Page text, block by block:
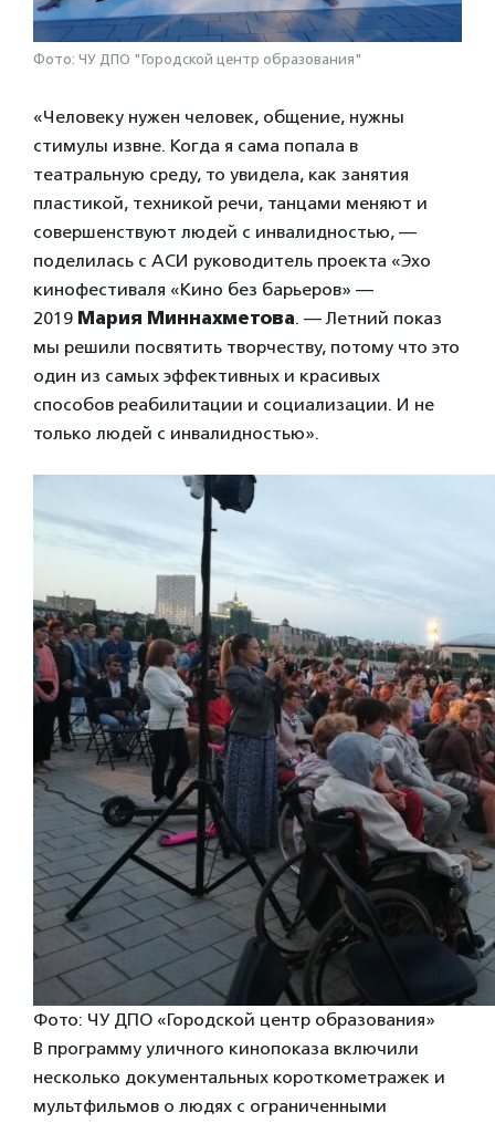
Фото: ЧУ ДПО "Городской центр образования"
«Человеку нужен человек, общение, нужны
стимулы извне. Когда я сама попала в
театральную среду, то увидела, как занятия
пластикой, техникой речи, танцами меняют и
совершенствуют людей с инвалидностью, —
поделилась с АСИ руководитель проекта «Эхо
кинофестиваля «Кино без барьеров» —
2019 Мария Миннахметова. — Летний показ
мы решили посвятить творчеству, потому что это
один из самых эффективных и красивых
способов реабилитации и социализации. И не
только людей с инвалидностью».
Фото: ЧУ ДПО «Городской центр образования»
В программу уличного кинопоказа включили
несколько документальных короткометражек и
мультфильмов о людях с ограниченными